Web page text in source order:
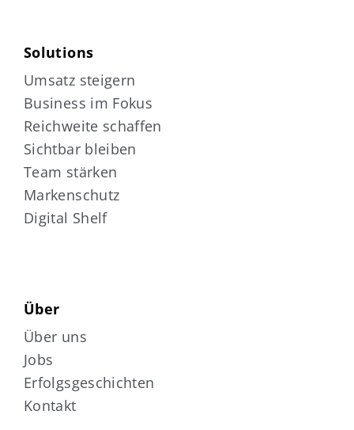
Solutions
Umsatz steigern
Business im Fokus
Reichweite schaffen
Sichtbar bleiben
Team stärken
Markenschutz
Digital Shelf
Über
Über uns
Jobs
Erfolgsgeschichten
Kontakt